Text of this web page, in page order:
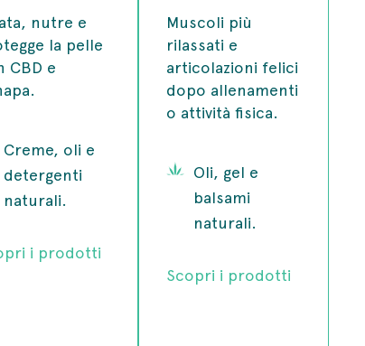
nutre e
la pelle
CBD e
Creme, oli e
detergenti
naturali.
i prodotti
Muscoli più
rilassati e
articolazioni felici
dopo allenamenti
o attività fisica.
Oli, gel e
balsami
naturali.
Scopri i prodotti